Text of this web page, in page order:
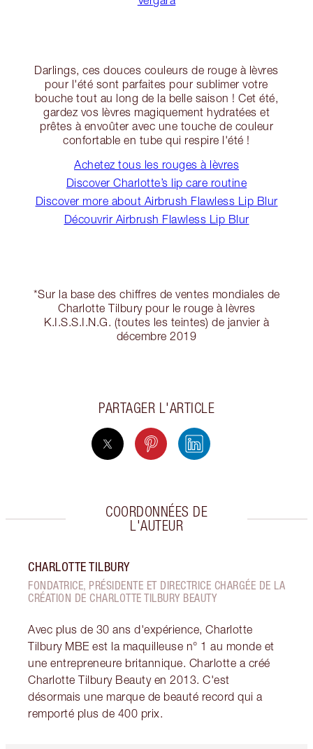
Darlings, ces douces couleurs de rouge à lèvres
pour l'été sont parfaites pour sublimer votre
bouche tout au long de la belle saison ! Cet été,
gardez vos lèvres magiquement hydratées et
prêtes à envoûter avec une touche de couleur
confortable en tube qui respire l'été !
Achetez tous les rouges à lèvres
Discover Charlotte’s lip care routine
Discover more about Airbrush Flawless Lip Blur
Découvrir Airbrush Flawless Lip Blur
*Sur la base des chiffres de ventes mondiales de
Charlotte Tilbury pour le rouge à lèvres
K.I.S.S.I.N.G. (toutes les teintes) de janvier à
décembre 2019
PARTAGER L'ARTICLE
COORDONNÉES DE
L'AUTEUR
CHARLOTTE TILBURY
FONDATRICE, PRÉSIDENTE ET DIRECTRICE CHARGÉE DE LA
CRÉATION DE CHARLOTTE TILBURY BEAUTY
Avec plus de 30 ans d'expérience, Charlotte
Tilbury MBE est la maquilleuse n° 1 au monde et
une entrepreneure britannique. Charlotte a créé
Charlotte Tilbury Beauty en 2013. C'est
désormais une marque de beauté record qui a
remporté plus de 400 prix.